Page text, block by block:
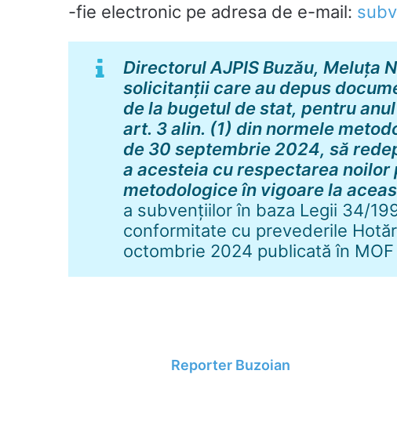
-fie electronic pe adresa de e-mail:
Directorul AJPIS Buzău, Meluța
solicitanții care au depus
de la bugetul de stat, pentru
art. 3 alin. (1) din normele
de 30 septembrie 2024, să
a acesteia cu respectarea
metodologice în vigoare la
a subvențiilor în baza Legii 34/
conformitate cu prevederile
octombrie 2024 publicată în MOF
Reporter Buzoian